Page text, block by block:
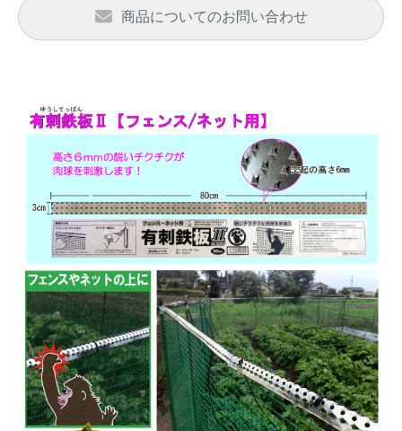
商品についてのお問い合わせ